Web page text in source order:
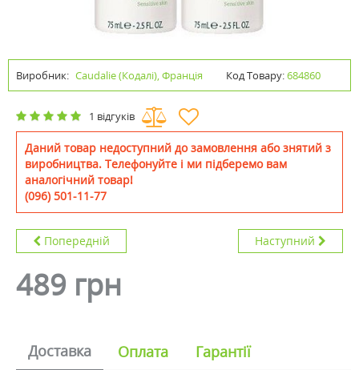
Виробник: Caudalie (Кодалі), Франція Код Товару:684860
1 відгуків
Даний товар недоступний до замовлення або знятий з
виробництва. Телефонуйте і ми підберемо вам
аналогічний товар!
(096) 501-11-77
Попередній Наступний
489 грн
Доставка Оплата Гарантії